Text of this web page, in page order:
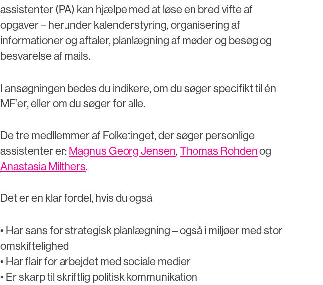
assistenter (PA) kan hjælpe med at løse en bred vifte af
opgaver – herunder kalenderstyring, organisering af
informationer og aftaler, planlægning af møder og besøg og
besvarelse af mails.
I ansøgningen bedes du indikere, om du søger specifikt til én
MF’er, eller om du søger for alle.
De tre medllemmer af Folketinget, der søger personlige
assistenter er: Magnus Georg Jensen,Thomas Rohden og
Anastasia Milthers.
Det er en klar fordel, hvis du også
• Har sans for strategisk planlægning – også i miljøer med stor
omskiftelighed
• Har flair for arbejdet med sociale medier
• Er skarp til skriftlig politisk kommunikation